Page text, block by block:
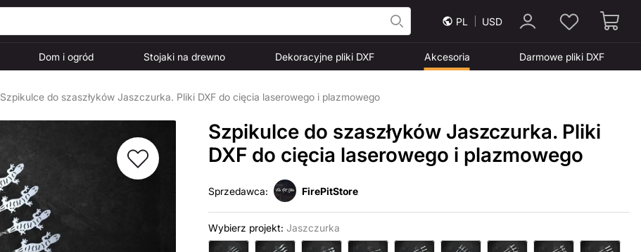
PL USD
Dom i ogród Stojaki na drewno Dekoracyjne pliki DXF Akcesoria Darmowe pliki DXF
Szpikulce do szaszłyków Jaszczurka. Pliki DXF do cięcia laserowego i plazmowego
Szpikulce do szaszłyków Jaszczurka. Pliki
DXF do cięcia laserowego i plazmowego
Sprzedawca: FirePitStore
Wybierz projekt: Jaszczurka